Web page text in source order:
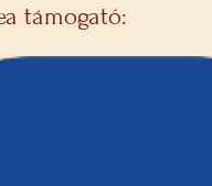
támogató: